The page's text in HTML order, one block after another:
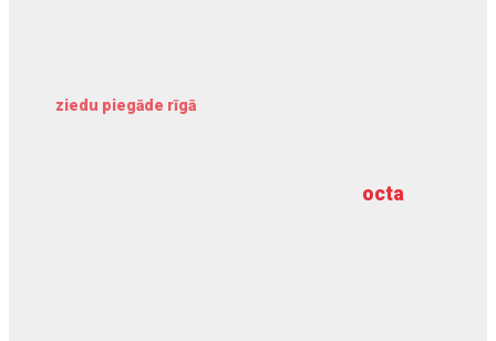
octa
ziedu piegāde rīgā
dziļurbums